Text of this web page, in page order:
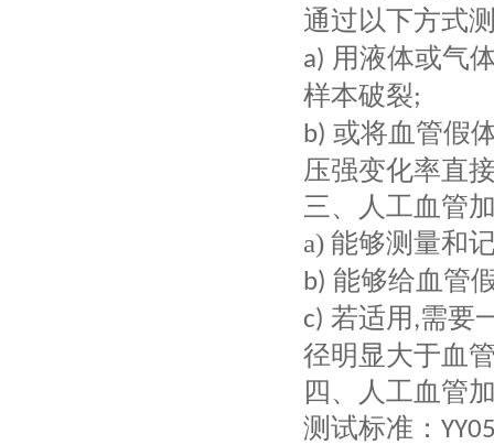
通过以下方式
a) 用液体或气
样本破裂;
b) 或将血管假
压强变化率直
三、人工血管
a) 能够测量和
b) 能够给血管
c) 若适用 ,需要
径明显大于血
四 、人工血管
测试标准：